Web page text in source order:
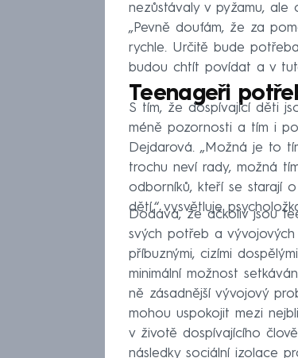
nezůstávaly v pyžamu, ale
„Pevně doufám, že za
rychle. Určitě bude
budou chtít povídat a v
Teenageři
S tím, že dospívající děti
méně pozornosti a tím i
Dejdarová. „Možná je to
trochu neví rady, možná
odborníků, kteří se starají
dětí,“ vysvětluje
Dodává, že ačkoliv jsou
svých potřeb a vývojových
příbuznými, cizími
minimální možnost
ně zásadnější vývojový
mohou uspokojit mezi
v životě dospívajícího
následky sociální izolace